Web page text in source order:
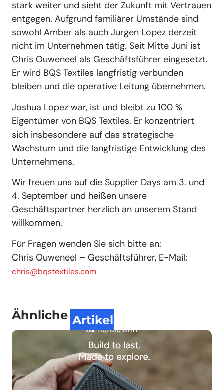
stark weiter und sieht der Zukunft mit Vertrauen
entgegen. Aufgrund familiärer Umstände sind
sowohl Amber als auch Jurgen Lopez derzeit
nicht im Unternehmen tätig. Seit Mitte Juni ist
Chris Ouweneel als Geschäftsführer eingesetzt.
Er wird BQS Textiles langfristig verbunden
bleiben und die operative Leitung übernehmen.
Joshua Lopez war, ist und bleibt zu 100 %
Eigentümer von BQS Textiles. Er konzentriert
sich insbesondere auf das strategische
Wachstum und die langfristige Entwicklung des
Unternehmens.
Wir freuen uns auf die Supplier Days am 3. und
4. September und heißen unsere
Geschäftspartner herzlich an unserem Stand
willkommen.
Für Fragen wenden Sie sich bitte an:
Chris Ouweneel – Geschäftsführer, E-Mail:
chris@bqstextiles.com
Ähnliche Artikel